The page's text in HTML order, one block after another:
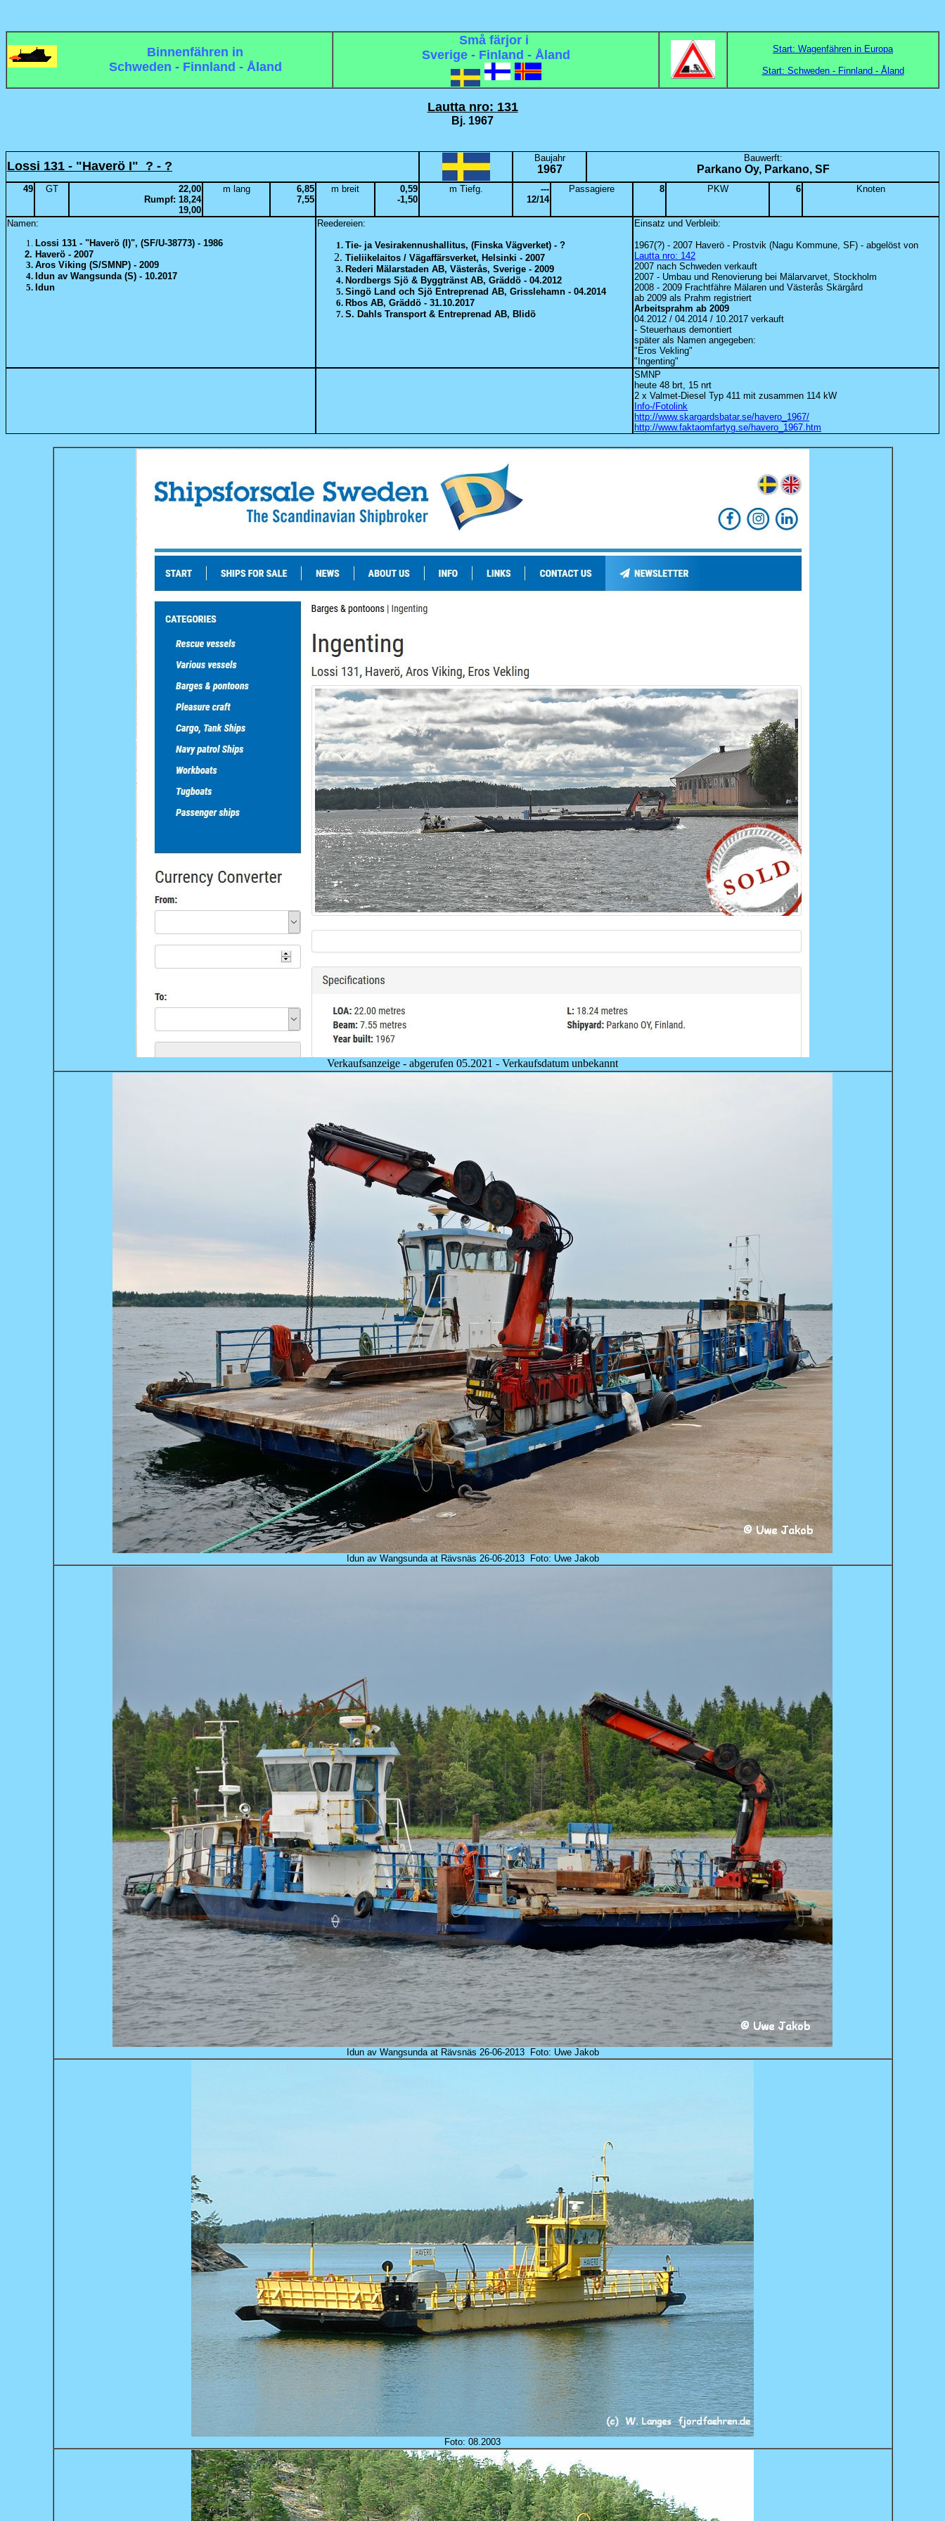
Binnenfähren in
Schweden - Finnland - Åland
Små färjor i
Sverige - Finland - Åland
--
Start: Wagenfähren in Europa
Start: Schweden - Finnland - Åland
Lautta nro: 131
Bj. 1967
Lossi 131 - "Haverö I" ? - ?
Baujahr
1967
Bauwerft:
Parkano Oy, Parkano, SF
49 GT
22,00
Rumpf: 18,24
19,00
m lang
6,85
7,55
m breit
0,59
-1,50
m Tiefg.
---
12/14
Passagiere 8 PKW 6 Knoten
Namen:
Lossi 131 - "Haverö (I)", (SF/U-38773) - 1986
Haverö - 2007
Aros Viking (S/SMNP) - 2009
Idun av Wangsunda (S) - 10.2017
Idun
Reedereien:
Tie- ja Vesirakennushallitus, (Finska Vägverket) - ?
Tieliikelaitos / Vägaffärsverket, Helsinki - 2007
Rederi Mälarstaden AB, Västerås, Sverige - 2009
Nordbergs Sjö & Byggtränst AB, Gräddö - 04.2012
Singö Land och Sjö Entreprenad AB, Grisslehamn - 04.2014
Rbos AB, Gräddö - 31.10.2017
S. Dahls Transport & Entreprenad AB, Blidö
Einsatz und Verbleib:
1967(?) - 2007 Haverö - Prostvik (Nagu Kommune, SF) - abgelöst von
Lautta nro: 142
2007 nach Schweden verkauft
2007 - Umbau und Renovierung bei Mälarvarvet, Stockholm
2008 - 2009 Frachtfähre Mälaren und Västerås Skärgård
ab 2009 als Prahm registriert
Arbeitsprahm ab 2009
04.2012 / 04.2014 / 10.2017 verkauft
- Steuerhaus demontiert
später als Namen angegeben:
"Eros Vekling"
"Ingenting"
SMNP
heute 48 brt, 15 nrt
2 x Valmet-Diesel Typ 411 mit zusammen 114 kW
Info-/Fotolink
http://www.skargardsbatar.se/havero_1967/
http://www.faktaomfartyg.se/havero_1967.htm
Verkaufsanzeige - abgerufen 05.2021 - Verkaufsdatum unbekannt
Idun av Wangsunda at Rävsnäs 26-06-2013 Foto: Uwe Jakob
Idun av Wangsunda at Rävsnäs 26-06-2013 Foto: Uwe Jakob
Foto: 08.2003